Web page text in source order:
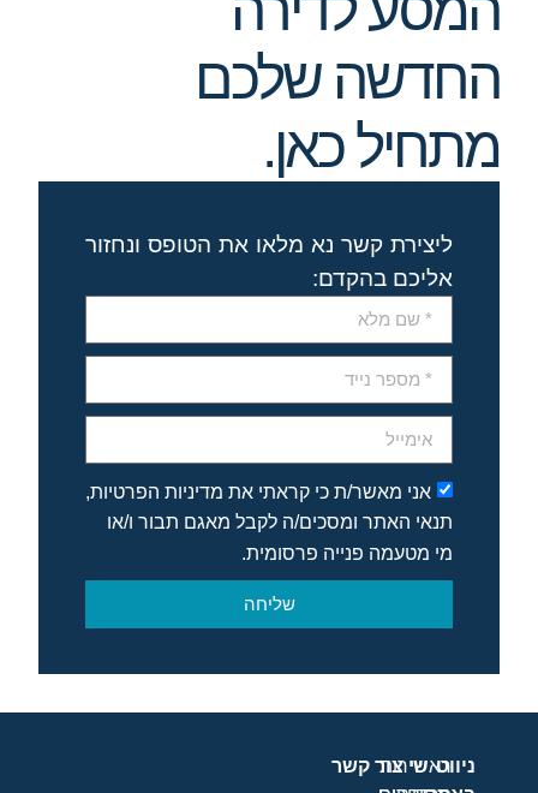
החדשה שלכם
מתחיל כאן.
ליצירת קשר נא מלאו את הטופס ונחזור
אליכם בהקדם:
אני מאשר/ת כי קראתי את מדיניות הפרטיות,
תנאי האתר ומסכים/ה לקבל מאגם תבור ו/או
מי מטעמה פנייה פרסומית.
שליחה
ניווטראשישירותצור קשר